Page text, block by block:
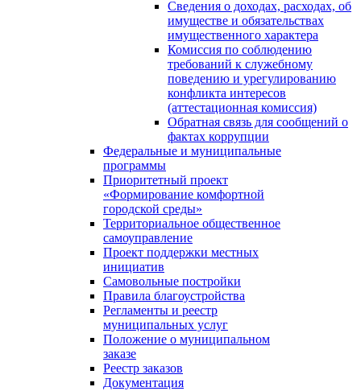
Сведения о доходах, расходах, об
имуществе и обязательствах
имущественного характера
Комиссия по соблюдению
требований к служебному
поведению и урегулированию
конфликта интересов
(аттестационная комиссия)
Обратная связь для сообщений о
фактах коррупции
Федеральные и муниципальные
программы
Приоритетный проект
«Формирование комфортной
городской среды»
Территориальное общественное
самоуправление
Проект поддержки местных
инициатив
Самовольные постройки
Правила благоустройства
Регламенты и реестр
муниципальных услуг
Положение о муниципальном
заказе
Реестр заказов
Документация